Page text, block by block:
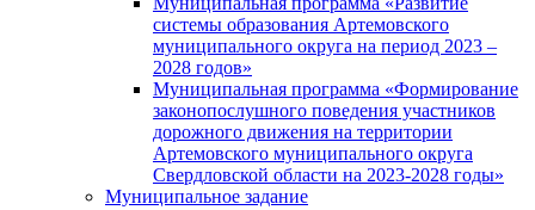
системы образования Артемовского
муниципального округа на период 2023 –
2028 годов»
Муниципальная программа «Формирование
законопослушного поведения участников
дорожного движения на территории
Артемовского муниципального округа
Свердловской области на 2023-2028 годы»
Муниципальное задание